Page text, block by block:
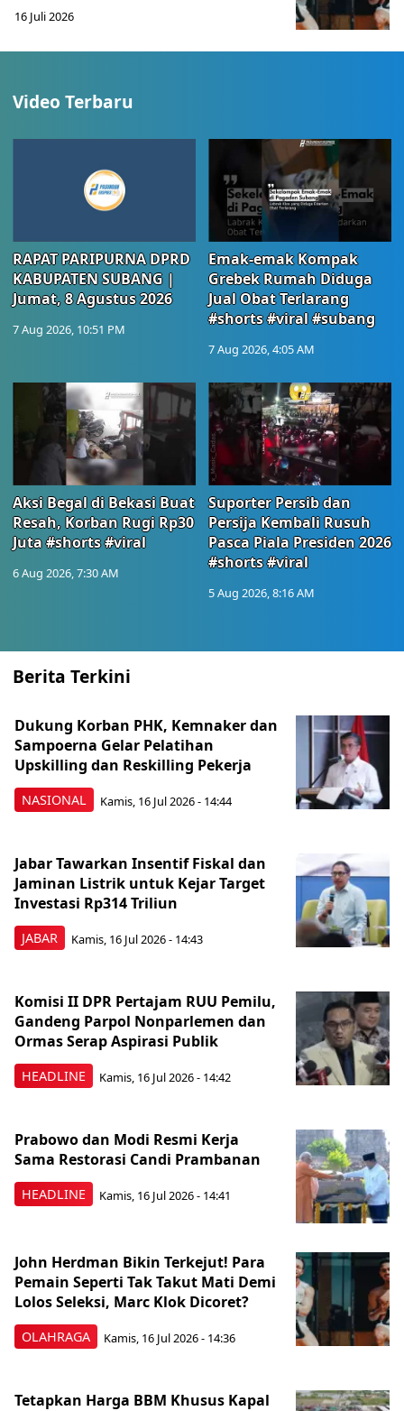
16 Juli 2026
Video Terbaru
RAPAT PARIPURNA DPRD
KABUPATEN SUBANG |
Jumat, 8 Agustus 2026
7 Aug 2026, 10:51 PM
Emak-emak Kompak
Grebek Rumah Diduga
Jual Obat Terlarang
#shorts #viral #subang
7 Aug 2026, 4:05 AM
Aksi Begal di Bekasi Buat
Resah, Korban Rugi Rp30
Juta #shorts #viral
6 Aug 2026, 7:30 AM
Suporter Persib dan
Persija Kembali Rusuh
Pasca Piala Presiden 2026
#shorts #viral
5 Aug 2026, 8:16 AM
Berita Terkini
NASIONAL
Dukung Korban PHK, Kemnaker dan
Sampoerna Gelar Pelatihan
Upskilling dan Reskilling Pekerja
Kamis, 16 Jul 2026 - 14:44
JABAR
Jabar Tawarkan Insentif Fiskal dan
Jaminan Listrik untuk Kejar Target
Investasi Rp314 Triliun
Kamis, 16 Jul 2026 - 14:43
HEADLINE
Komisi II DPR Pertajam RUU Pemilu,
Gandeng Parpol Nonparlemen dan
Ormas Serap Aspirasi Publik
Kamis, 16 Jul 2026 - 14:42
HEADLINE
Prabowo dan Modi Resmi Kerja
Sama Restorasi Candi Prambanan
Kamis, 16 Jul 2026 - 14:41
OLAHRAGA
John Herdman Bikin Terkejut! Para
Pemain Seperti Tak Takut Mati Demi
Lolos Seleksi, Marc Klok Dicoret?
Kamis, 16 Jul 2026 - 14:36
Tetapkan Harga BBM Khusus Kapal